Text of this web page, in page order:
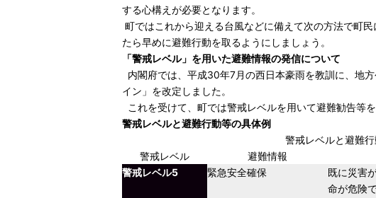
する心構えが必要となります。
町ではこれから迎える台風などに備えて次の方法で町
たら早めに避難行動を取るようにしましょう。
「警戒レベル」を用いた避難情報の発信について
内閣府では、平成30年7月の西日本豪雨を教訓に、地
イン」を改定しました。
これを受けて、町では警戒レベルを用いて避難勧告等を
警戒レベルと避難行動等の具体例
警戒レベルと避難
警戒レベル
避難情報
警戒レベル5
緊急安全確保
既に災害
命が危険